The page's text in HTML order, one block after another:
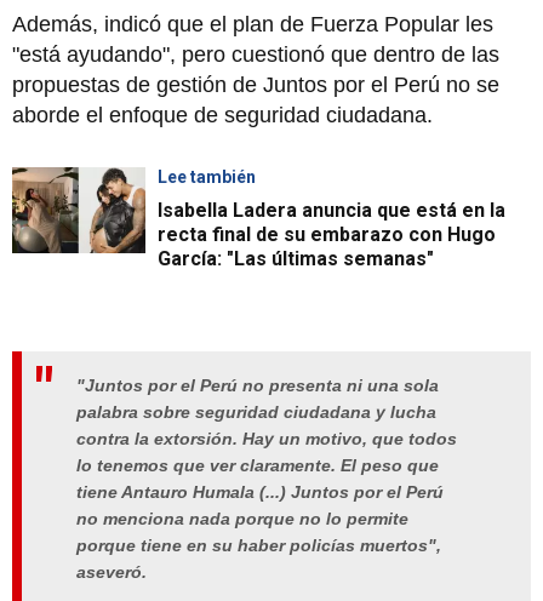
Además, indicó que el plan de Fuerza Popular les
"está ayudando", pero cuestionó que dentro de las
propuestas de gestión de Juntos por el Perú no se
aborde el enfoque de seguridad ciudadana.
Lee también
Isabella Ladera anuncia que está en la
recta final de su embarazo con Hugo
García: "Las últimas semanas"
"Juntos por el Perú no presenta ni una sola
palabra sobre seguridad ciudadana y lucha
contra la extorsión. Hay un motivo, que todos
lo tenemos que ver claramente. El peso que
tiene Antauro Humala (...) Juntos por el Perú
no menciona nada porque no lo permite
porque tiene en su haber policías muertos",
aseveró.